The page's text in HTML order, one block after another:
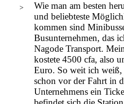
Wie man am besten
und beliebteste
kommen sind
Busunternehmen, das
Nagode Transport.
kostete 4500 cfa, also
Euro. So weit ich weiß,
schon vor der Fahrt in
Unternehmens ein